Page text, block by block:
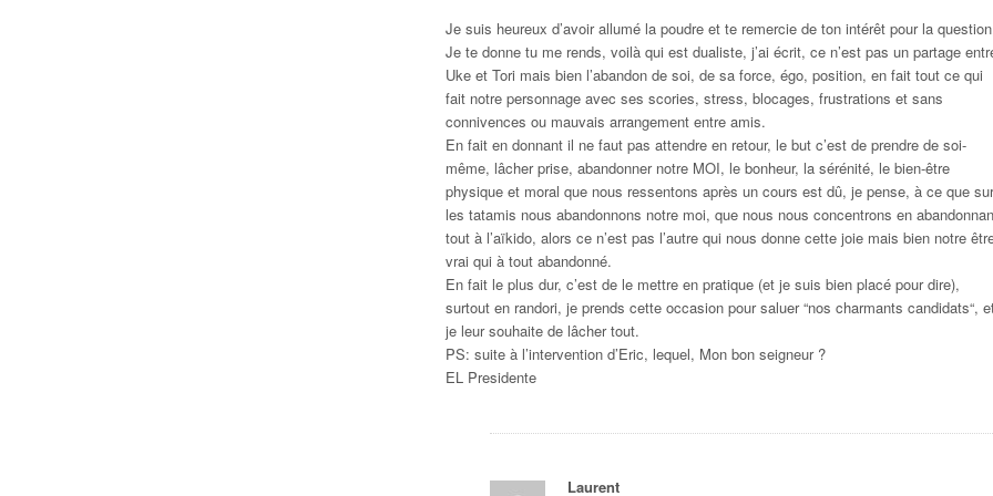
Je suis heureux d’avoir allumé la poudre et te remercie de ton intérêt pour la
Je te donne tu me rends, voilà qui est dualiste, j’ai écrit, ce n’est pas un partage
Uke et Tori mais bien l’abandon de soi, de sa force, égo, position, en fait tout ce qui
fait notre personnage avec ses scories, stress, blocages, frustrations et sans
connivences ou mauvais arrangement entre amis.
En fait en donnant il ne faut pas attendre en retour, le but c’est de prendre de soi-
même, lâcher prise, abandonner notre MOI, le bonheur, la sérénité, le bien-être
physique et moral que nous ressentons après un cours est dû, je pense, à ce que sur
les tatamis nous abandonnons notre moi, que nous nous concentrons en
tout à l’aïkido, alors ce n’est pas l’autre qui nous donne cette joie mais bien notre
vrai qui à tout abandonné.
En fait le plus dur, c’est de le mettre en pratique (et je suis bien placé pour dire),
surtout en randori, je prends cette occasion pour saluer “nos charmants candidats“,
je leur souhaite de lâcher tout.
PS: suite à l’intervention d’Eric, lequel, Mon bon seigneur ?
EL Presidente
Laurent